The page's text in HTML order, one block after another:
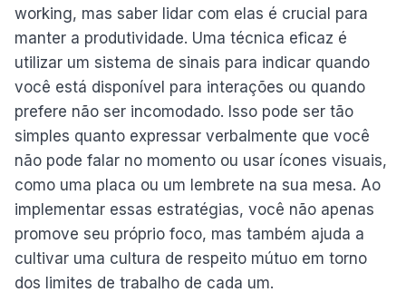
working, mas saber lidar com elas é crucial para
manter a produtividade. Uma técnica eficaz é
utilizar um sistema de sinais para indicar quando
você está disponível para interações ou quando
prefere não ser incomodado. Isso pode ser tão
simples quanto expressar verbalmente que você
não pode falar no momento ou usar ícones visuais,
como uma placa ou um lembrete na sua mesa. Ao
implementar essas estratégias, você não apenas
promove seu próprio foco, mas também ajuda a
cultivar uma cultura de respeito mútuo em torno
dos limites de trabalho de cada um.